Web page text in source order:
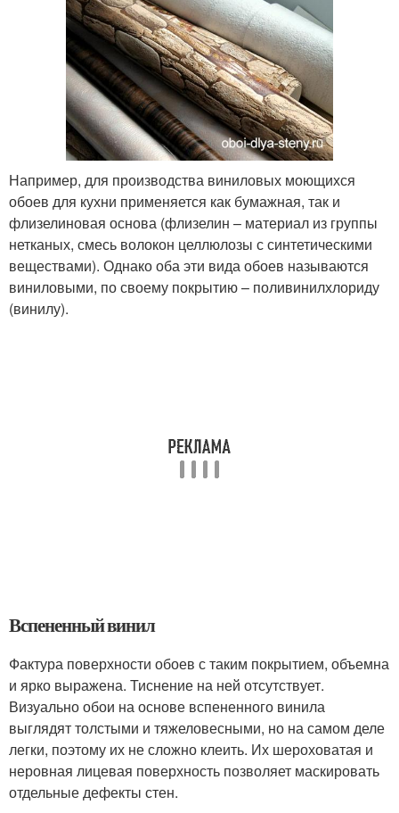
Например, для производства виниловых моющихся
обоев для кухни применяется как бумажная, так и
флизелиновая основа (флизелин – материал из группы
нетканых, смесь волокон целлюлозы с синтетическими
веществами). Однако оба эти вида обоев называются
виниловыми, по своему покрытию – поливинилхлориду
(винилу).
Вспененный винил
Фактура поверхности обоев с таким покрытием, объемна
и ярко выражена. Тиснение на ней отсутствует.
Визуально обои на основе вспененного винила
выглядят толстыми и тяжеловесными, но на самом деле
легки, поэтому их не сложно клеить. Их шероховатая и
неровная лицевая поверхность позволяет маскировать
отдельные дефекты стен.